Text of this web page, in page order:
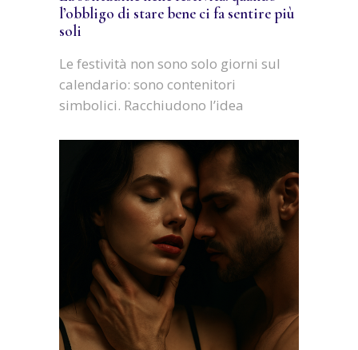
l’obbligo di stare bene ci fa sentire più
soli
Le festività non sono solo giorni sul
calendario: sono contenitori
simbolici. Racchiudono l’idea